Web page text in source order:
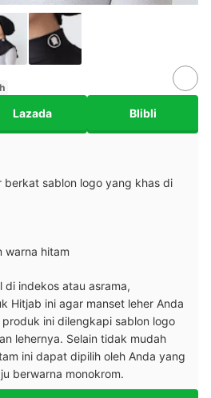
Lazada Blibli
sablon logo yang khas di
warna hitam
indekos atau asrama,
Hitjab ini agar manset leher Anda
ini dilengkapi sablon logo
lehernya. Selain tidak mudah
ini dapat dipilih oleh Anda yang
berwarna monokrom.